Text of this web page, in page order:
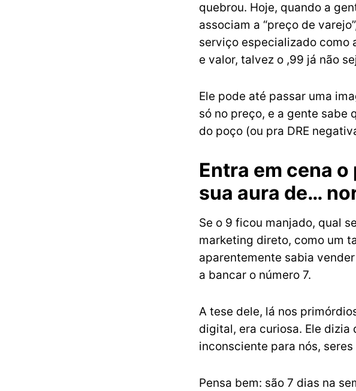
quebrou. Hoje, quando a
associam a “preço de
serviço especializado como
e valor, talvez o ,99 já não
Ele pode até passar uma
só no preço, e a gente sabe
do poço (ou pra DRE
Entra em cena
sua aura de…
Se o 9 ficou manjado, qual
marketing direto, como um
aparentemente sabia
a bancar o número 7.
A tese dele, lá nos
digital, era curiosa. Ele
inconsciente para nós, seres
Pensa bem: são 7 dias na